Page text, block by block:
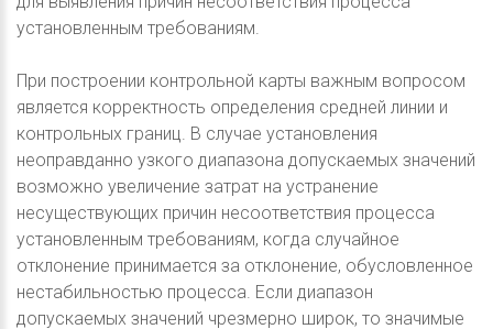
установленным требованиям.
При построении контрольной карты важным вопросом
является корректность определения средней линии и
контрольных границ. В случае установления
неоправданно узкого диапазона допускаемых значений
возможно увеличение затрат на устранение
несуществующих причин несоответствия процесса
установленным требованиям, когда случайное
отклонение принимается за отклонение, обусловленное
нестабильностью процесса. Если диапазон
допускаемых значений чрезмерно широк, то значимые